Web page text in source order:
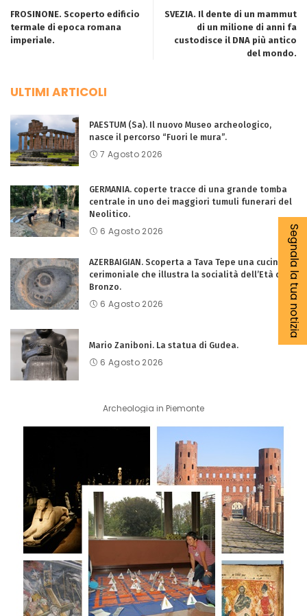
FROSINONE. Scoperto edificio
termale di epoca romana
imperiale.
SVEZIA. Il dente di un mammut
di un milione di anni fa
custodisce il DNA più antico
del mondo.
ULTIMI ARTICOLI
PAESTUM (Sa). Il nuovo Museo archeologico,
nasce il percorso “Fuori le mura”.
7 Agosto 2026
GERMANIA. coperte tracce di una grande tomba
centrale in uno dei maggiori tumuli funerari del
Neolitico.
6 Agosto 2026
AZERBAIGIAN. Scoperta a Tava Tepe una cucina
cerimoniale che illustra la socialità dell’Età del
Bronzo.
6 Agosto 2026
Mario Zaniboni. La statua di Gudea.
6 Agosto 2026
Archeologia in Piemonte
Segnala la tua notizia